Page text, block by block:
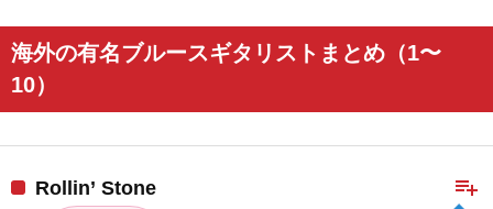
海外の有名ブルースギタリストまとめ（1〜
10）
playlist_add
Rollin’ Stone